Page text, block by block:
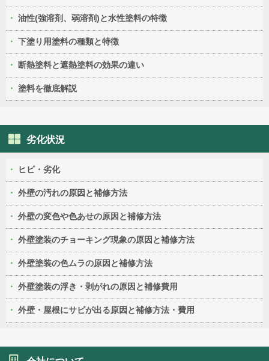
油性(強溶剤、弱溶剤)と水性塗料の特徴
下塗り用塗料の種類と特徴
断熱塗料と遮熱塗料の効果の違い
塗料を徹底解説
劣化状況
ヒビ・劣化
外壁の汚れの原因と補修方法
外壁の変色や色あせの原因と補修方法
外壁塗装のチョーキング現象の原因と補修方法
外壁塗装の色ムラの原因と補修方法
外壁塗装の浮き・剥がれの原因と補修費用
外壁・屋根にサビが出る原因と補修方法・費用